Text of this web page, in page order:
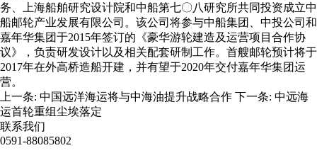
务、上海船舶研究设计院和中船第七〇八研究所共同投资成立中
船邮轮产业发展有限公司。该公司将参与中船集团、中投公司和
嘉年华集团于2015年签订的《豪华游轮建造及运营项目合作协
议》，负责研发设计以及相关配套研制工作。首艘邮轮预计将于
2017年在外高桥造船开建，并有望于2020年交付嘉年华集团运
营。
上一条: 中国远洋海运将与中海油提升战略合作 下一条: 中远海
运首轮重组尘埃落定
联系我们
0591-88085802